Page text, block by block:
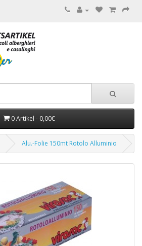
0 Artikel - 0,00€
Alu.-Folie 150mt Rotolo Alluminio